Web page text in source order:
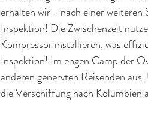
erhalten wir - nach einer
Inspektion! Die Zwischenzeit
Kompressor installieren, was
Inspektion! Im engen Camp der
anderen genervten Reisenden
die Verschiffung nach Kolumbien